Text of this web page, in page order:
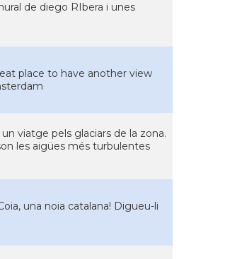
de diego RIbera i unes
place to have another view
viatge pels glaciars de la zona.
les aigües més turbulentes
una noia catalana! Digueu-li